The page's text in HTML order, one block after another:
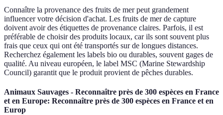
Connaître la provenance des fruits de mer peut grandement
influencer votre décision d'achat. Les fruits de mer de capture
doivent avoir des étiquettes de provenance claires. Parfois, il est
préférable de choisir des produits locaux, car ils sont souvent plus
frais que ceux qui ont été transportés sur de longues distances.
Recherchez également les labels bio ou durables, souvent gages de
qualité. Au niveau européen, le label MSC (Marine Stewardship
Council) garantit que le produit provient de pêches durables.
Animaux Sauvages - Reconnaître près de 300 espèces en France
et en Europe: Reconnaître près de 300 espèces en France et en
Europ